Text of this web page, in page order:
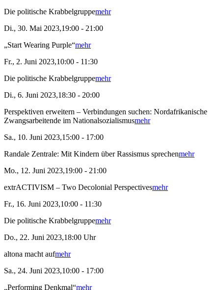
Die politische Krabbelgruppemehr
Di., 30. Mai 2023,19:00 - 21:00
„Start Wearing Purple“mehr
Fr., 2. Juni 2023,10:00 - 11:30
Die politische Krabbelgruppemehr
Di., 6. Juni 2023,18:30 - 20:00
Perspektiven erweitern – Verbindungen suchen: Nordafrikanische
Zwangsarbeitende im Nationalsozialismusmehr
Sa., 10. Juni 2023,15:00 - 17:00
Randale Zentrale: Mit Kindern über Rassismus sprechenmehr
Mo., 12. Juni 2023,19:00 - 21:00
extrACTIVISM – Two Decolonial Perspectivesmehr
Fr., 16. Juni 2023,10:00 - 11:30
Die politische Krabbelgruppemehr
Do., 22. Juni 2023,18:00 Uhr
altona macht aufmehr
Sa., 24. Juni 2023,10:00 - 17:00
„Performing Denkmal“mehr